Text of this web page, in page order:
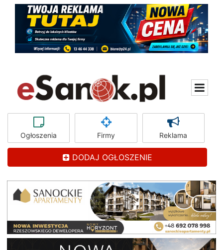
Ogłoszenia Firmy Reklama
DODAJ OGŁOSZENIE